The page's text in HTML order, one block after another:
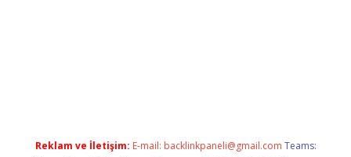
Reklam ve İletişim: E-mail: backlinkpaneli@gmail.com Teams: